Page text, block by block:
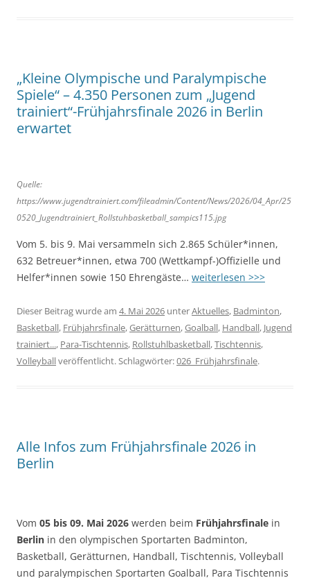
„Kleine Olympische und Paralympische
Spiele“ – 4.350 Personen zum „Jugend
trainiert“-Frühjahrsfinale 2026 in Berlin
erwartet
Quelle:
https://www.jugendtrainiert.com/fileadmin/Content/News/2026/04_Apr/25
0520_Jugendtrainiert_Rollstuhbasketball_sampics115.jpg
Vom 5. bis 9. Mai versammeln sich 2.865 Schüler*innen,
632 Betreuer*innen, etwa 700 (Wettkampf-)Offizielle und
Helfer*innen sowie 150 Ehrengäste… weiterlesen >>>
Dieser Beitrag wurde am 4. Mai 2026 unterAktuelles, Badminton,
Basketball, Frühjahrsfinale,Gerätturnen,Goalball, Handball, Jugend
trainiert..., Para-Tischtennis, Rollstuhlbasketball,Tischtennis,
Volleyballveröffentlicht. Schlagwörter:026_Frühjahrsfinale.
Alle Infos zum Frühjahrsfinale 2026 in
Berlin
Vom 05 bis 09. Mai 2026 werden beim Frühjahrsfinale in
Berlin in den olympischen Sportarten Badminton,
Basketball, Gerätturnen, Handball, Tischtennis, Volleyball
und paralympischen Sportarten Goalball, Para Tischtennis